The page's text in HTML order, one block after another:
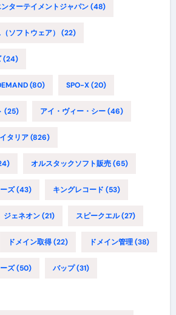
ターテイメントジャパン(48)
ソフトウェア） (22)
(24)
(80) SPO-X(20)
(25) アイ・ヴィー・シー(46)
イタリア(826)
オルスタックソフト販売(65)
ズ(43) キングレコード (53)
ジェネオン(21) スピークエル(27)
ドメイン取得(22) ドメイン管理(38)
ズ(50) バップ(31)